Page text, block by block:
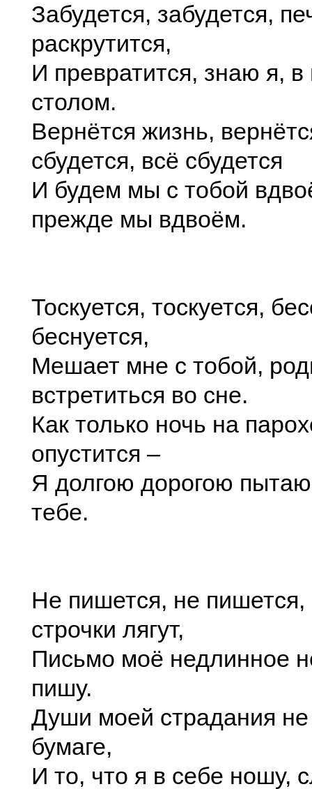
Забудется, забудется,
раскрутится,
И превратится, знаю я, в
столом.
Вернётся жизнь,
сбудется, всё сбудется
И будем мы с тобой
прежде мы вдвоём.
Тоскуется, тоскуется,
беснуется,
Мешает мне с тобой,
встретиться во сне.
Как только ночь на
опустится –
Я долгою дорогою
тебе.
Не пишется, не пишется,
строчки лягут,
Письмо моё недлинное
пишу.
Души моей страдания не
бумаге,
И то, что я в себе ношу,